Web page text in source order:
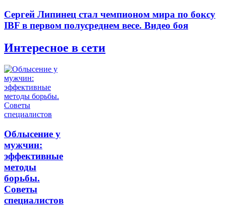
Сергей Липинец стал чемпионом мира по боксу
IBF в первом полусреднем весе. Видео боя
Интересное в сети
Облысение у
мужчин:
эффективные
методы
борьбы.
Советы
специалистов